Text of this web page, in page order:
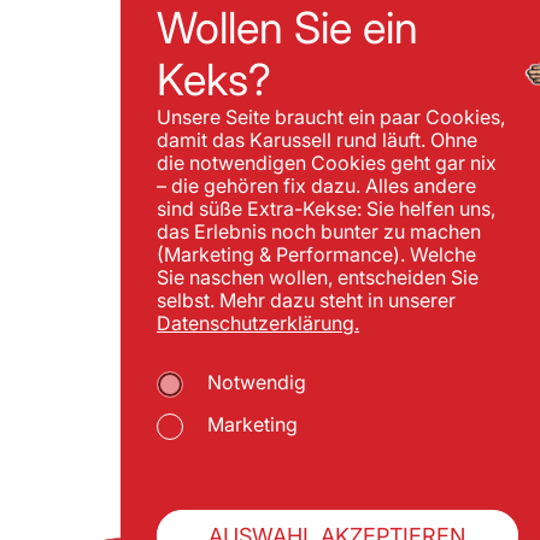
Wollen Sie ein
Keks?
Unsere Seite braucht ein paar Cookies,
damit das Karussell rund läuft. Ohne
die notwendigen Cookies geht gar nix
– die gehören fix dazu. Alles andere
sind süße Extra-Kekse: Sie helfen uns,
das Erlebnis noch bunter zu machen
(Marketing & Performance). Welche
Sie naschen wollen, entscheiden Sie
selbst. Mehr dazu steht in unserer
Datenschutzerklärung.
Notwendig
Marketing